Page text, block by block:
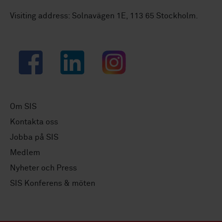
Visiting address: Solnavägen 1E, 113 65 Stockholm.
Facebook LinkedIn Instagram
Om SIS
Kontakta oss
Jobba på SIS
Medlem
Nyheter och Press
SIS Konferens & möten